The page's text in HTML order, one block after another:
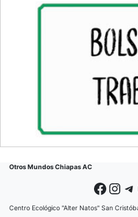
Otros Mundos Chiapas AC
Facebook Instagram Telegram
Centro Ecológico "Alter Natos" San